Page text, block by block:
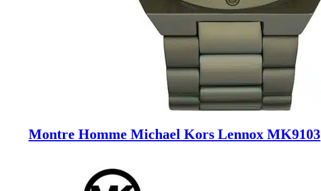
Montre Homme Michael Kors Lennox MK9103